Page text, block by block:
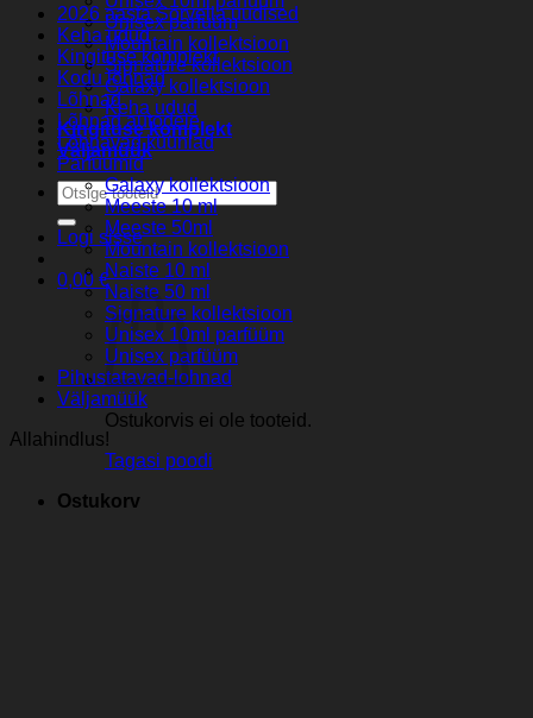
Unisex parfüüm
Mountain kollektsioon
Signature kollektsioon
Galaxy kollektsioon
Keha udud
Kingituse komplekt
Väljamüük
Otsi:
Logi sisse
0,00 €
Ostukorvis ei ole tooteid.
Tagasi poodi
Ostukorv
2026 aasta Sorvella uudised
Keha udud
Kingituse komplekt
Kodu lõhnad
Lõhnad
Lõhnad autodele
Lõhnavad küünlad
Parfuumid
Galaxy kollektsioon
Meeste 10 ml
Meeste 50ml
Mountain kollektsioon
Naiste 10 ml
Naiste 50 ml
Signature kollektsioon
Unisex 10ml parfüüm
Unisex parfüüm
Pihustatavad-lohnad
Väljamüük
Allahindlus!